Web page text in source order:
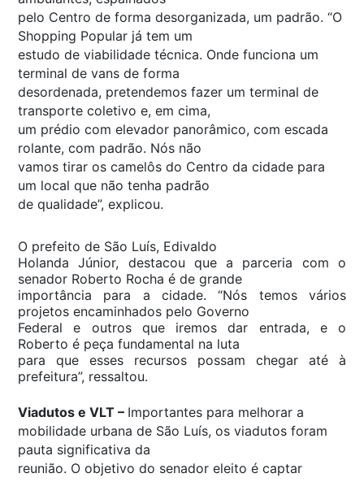
pelo Centro de forma desorganizada, um padrão. “O
Shopping Popular já tem um
estudo de viabilidade técnica. Onde funciona um
terminal de vans de forma
desordenada, pretendemos fazer um terminal de
transporte coletivo e, em cima,
um prédio com elevador panorâmico, com escada
rolante, com padrão. Nós não
vamos tirar os camelôs do Centro da cidade para
um local que não tenha padrão
de qualidade”, explicou.
O prefeito de São Luís, Edivaldo
Holanda Júnior, destacou que a parceria com o
senador Roberto Rocha é de grande
importância para a cidade. “Nós temos vários
projetos encaminhados pelo Governo
Federal e outros que iremos dar entrada, e o
Roberto é peça fundamental na luta
para que esses recursos possam chegar até à
prefeitura”, ressaltou.
Viadutos e VLT – Importantes para melhorar a
mobilidade urbana de São Luís, os viadutos foram
pauta significativa da
reunião. O objetivo do senador eleito é captar